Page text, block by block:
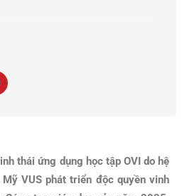
thái ứng dụng học tập OVI do hệ
VUS phát triển độc quyền vinh